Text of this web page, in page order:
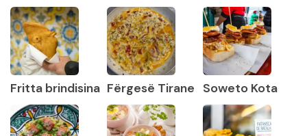
Fritta brindisina Fërgesë Tirane Soweto Kota